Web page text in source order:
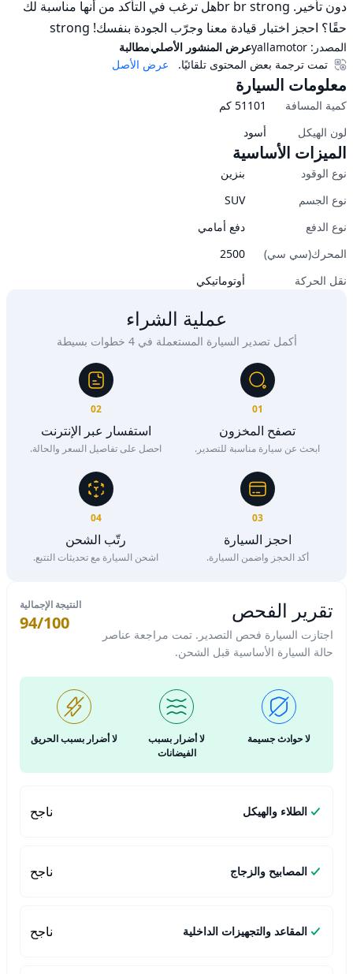
حقًا؟ احجز اختبار قيادة معنا وجرّب الجودة بنفسك! strong
المصدر: yallamotorعرض المنشور الأصليمطالبة
عرض الأصل
تمت ترجمة بعض المحتوى تلقائيًا.
معلومات السيارة
كمية المسافة 51101 كم
لون الهيكل
أسود
الميزات الأساسية
نوع الوقود
بنزين
نوع الجسم
SUV
نوع الدفع
دفع أمامي
المحرك(سي سي)
2500
نقل الحركة
أوتوماتيكي
عملية الشراء
أكمل تصدير السيارة المستعملة في 4 خطوات بسيطة
01
تصفح المخزون
ابحث عن سيارة مناسبة للتصدير.
02
استفسار عبر الإنترنت
احصل على تفاصيل السعر والحالة.
03
احجز السيارة
أكد الحجز واضمن السيارة.
04
رتّب الشحن
اشحن السيارة مع تحديثات التتبع.
تقرير الفحص
اجتازت السيارة فحص التصدير. تمت مراجعة عناصر
حالة السيارة الأساسية قبل الشحن.
النتيجة الإجمالية
94/100
لا حوادث جسيمة
لا أضرار بسبب
الفيضانات
لا أضرار بسبب الحريق
الطلاء والهيكل ناجح
المصابيح والزجاج ناجح
المقاعد والتجهيزات الداخلية ناجح